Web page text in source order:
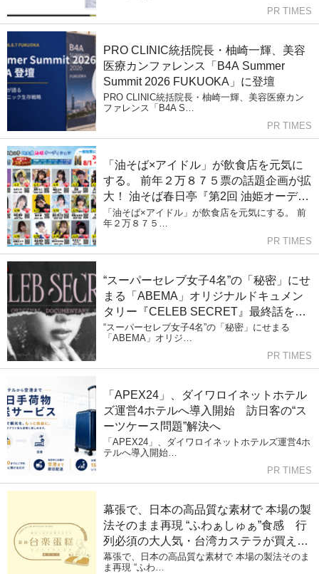
PR TIMES
PRO CLINIC統括院長・柚崎一輝、美容
医療カンファレンス「B4A Summer
Summit 2026 FUKUOKA」に登壇
PRO CLINIC統括院長・柚崎一輝、美容医療カン
ファレンス「B4A S…
PR TIMES
「油そば×アイドル」が飲食店を元気に
する。 前年２万８７５票の話題企画が拡
大！ 油そば春日亭『第2回 油姫オーディ
ション』開催
「油そば×アイドル」が飲食店を元気にする。 前
年２万８７５…
PR TIMES
“スーパーセレブ女子4名”の「秘密」にせ
まる「ABEMA」オリジナルドキュメン
タリー『CELEB SECRET』最終話を目
前に、番組MC陣の指原莉乃、満島真之
介、河野純喜、松井ケムリからコメント
“スーパーセレブ女子4名”の「秘密」にせまる
「ABEMA」オリジ…
PR TIMES
「APEX24」、ダイワロイネットホテル
ズ運営4ホテルへ導入開始 訪日客の“ス
ーツケース問題”解決へ
「APEX24」、ダイワロイネットホテルズ運営4ホ
テルへ導入開始…
PR TIMES
幕張で、日本の高品質な素材で 本場の製
法そのまま再現 “ふわぁしゅぁ”食感 行
列必須の大人気・台湾カステラが買え
る！
幕張で、日本の高品質な素材で 本場の製法そのま
ま再現 “ふわ…